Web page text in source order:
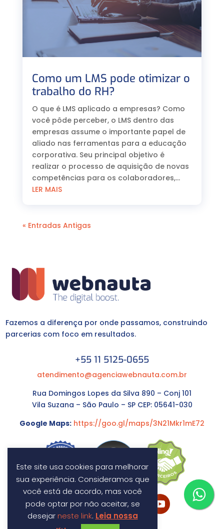
Como um LMS pode otimizar o
trabalho do RH?
O que é LMS aplicado a empresas? Como
você pôde perceber, o LMS dentro das
empresas assume o importante papel de
aliado nas ferramentas para a educação
corporativa. Seu principal objetivo é
realizar o processo de aquisição de novas
competências para os colaboradores,...
LER MAIS
« Entradas Antigas
Fazemos a diferença por onde passamos, construindo
parcerias com foco em resultados.
+55 11 5125-0655
atendimento@agenciawebnauta.com.br
Rua Domingos Lopes da Silva 890 – Conj 101
Vila Suzana – São Paulo – SP CEP: 05641-030
Google Maps: https://goo.gl/maps/3N21Mkr1mE72
Este site usa cookies para melhorar
sua experiência. Consideramos que
você está de acordo, mas você
pode optar por não aceitar, se
desejarneste link. Leia nossa